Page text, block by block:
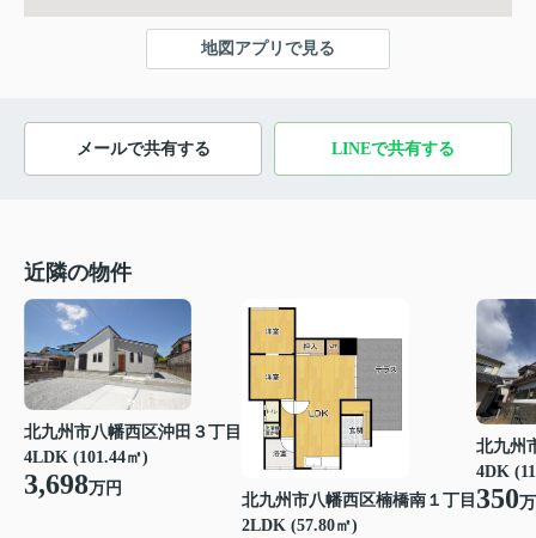
地図アプリで見る
メールで共有する LINEで共有する
近隣の物件
北九州市八幡西区沖田３丁目
4LDK (101.44㎡)
3,698万円
北九州市八幡西区楠橋南１丁目
2LDK (57.80㎡)
北九州
4DK
350